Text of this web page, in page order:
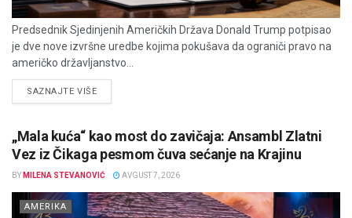
Predsednik Sjedinjenih Američkih Država Donald Trump potpisao
je dve nove izvršne uredbe kojima pokušava da ograniči pravo na
američko državljanstvo...
SAZNAJTE VIŠEDETAILS
„Mala kuća“ kao most do zavičaja: Ansambl Zlatni
Vez iz Čikaga pesmom čuva sećanje na Krajinu
BY MILENA STEVANOVIĆ AVGUST 7, 2026
AMERIKA